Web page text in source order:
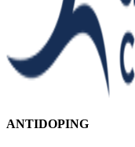
ANTIDOPING